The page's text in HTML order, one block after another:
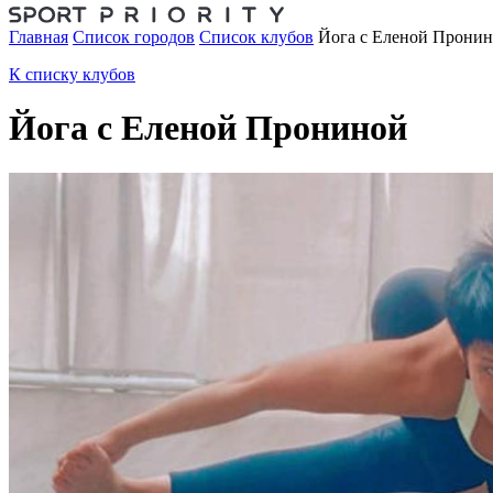
Главная Список городов Список клубов Йога с Еленой
К списку клубов
Йога с Еленой Прониной